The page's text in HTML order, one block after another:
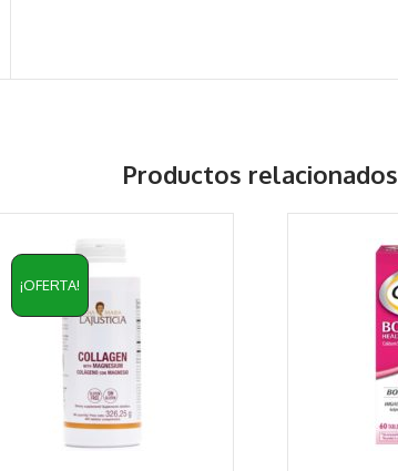
Productos relacionados
¡OFERTA!